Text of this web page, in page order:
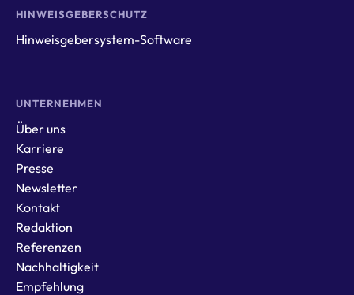
HINWEISGEBERSCHUTZ
Hinweisgebersystem-Software
UNTERNEHMEN
Über uns
Karriere
Presse
Newsletter
Kontakt
Redaktion
Referenzen
Nachhaltigkeit
Empfehlung